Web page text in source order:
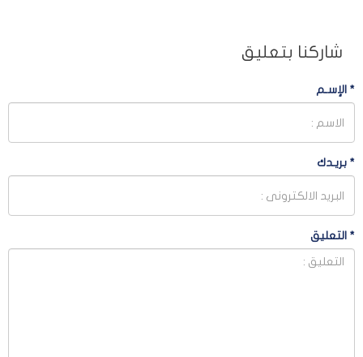
شاركنا بتعليق
* الإسـم
* بريـدك
* التعليق